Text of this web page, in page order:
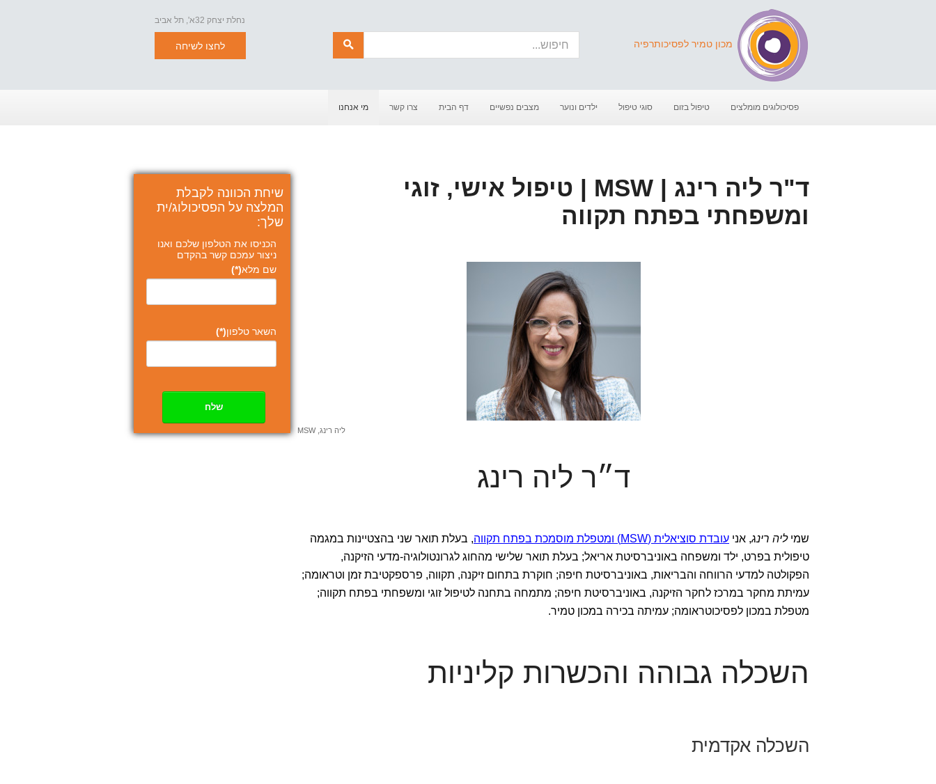
מכון טמיר לפסיכותרפיה
נחלת יצחק 32א', תל אביב
לחצו לשיחה
חיפוש
פסיכולוגים מומלצים טיפול בזום סוגי טיפול ילדים ונוער מצבים נפשיים דף הבית צרו קשר מי אנחנו
ד"ר ליה רינג | MSW | טיפול אישי, זוגי
ומשפחתי בפתח תקווה
ליה רינג, MSW
ד״ר ליה רינג
שמיליה רינג, אני עובדת סוציאלית (MSW) ומטפלת מוסמכת בפתח תקווה
, בעלת תואר שני בהצטיינות במגמה
טיפולית בפרט, ילד ומשפחה באוניברסיטת אריאל; בעלת תואר שלישי מהחוג לגרונטולוגיה-מדעי הזיקנה,
הפקולטה למדעי הרווחה והבריאות, באוניברסיטת חיפה; חוקרת בתחום זיקנה, תקווה, פרספקטיבת זמן וטראומה;
עמיתת מחקר במרכז לחקר הזיקנה, באוניברסיטת חיפה; מתמחה בתחנה לטיפול זוגי ומשפחתי בפתח תקווה;
מטפלת במכון לפסיכוטראומה; עמיתה בכירה במכון טמיר.
השכלה גבוהה והכשרות קליניות
השכלה אקדמית
שיחת הכוונה לקבלת
המלצה על הפסיכולוג/ית
שלך:
הכניסו את הטלפון שלכם ואנו
ניצור עמכם קשר בהקדם
שם מלא(*)
השאר טלפון(*)
שלח